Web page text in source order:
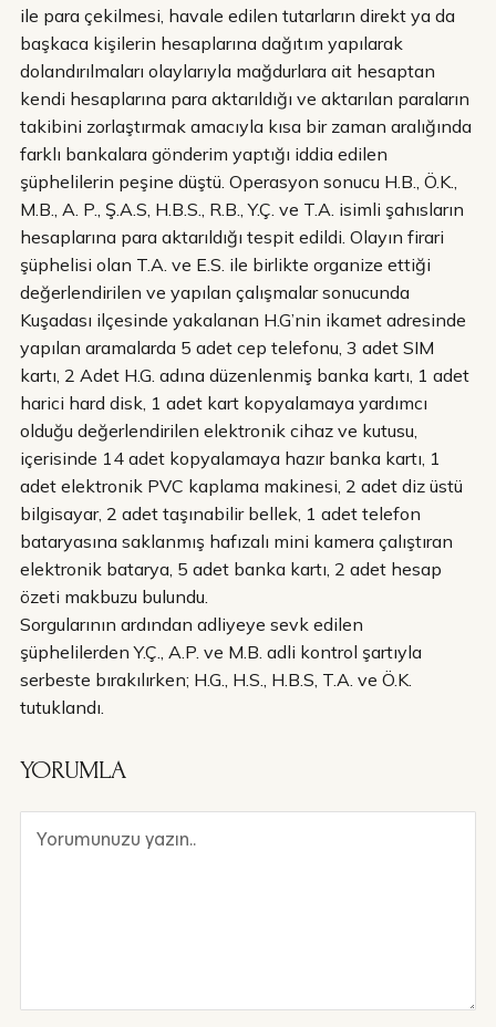
ile para çekilmesi, havale edilen tutarların direkt ya da
başkaca kişilerin hesaplarına dağıtım yapılarak
dolandırılmaları olaylarıyla mağdurlara ait hesaptan
kendi hesaplarına para aktarıldığı ve aktarılan paraların
takibini zorlaştırmak amacıyla kısa bir zaman aralığında
farklı bankalara gönderim yaptığı iddia edilen
şüphelilerin peşine düştü. Operasyon sonucu H.B., Ö.K.,
M.B., A. P., Ş.A.S, H.B.S., R.B., Y.Ç. ve T.A. isimli şahısların
hesaplarına para aktarıldığı tespit edildi. Olayın firari
şüphelisi olan T.A. ve E.S. ile birlikte organize ettiği
değerlendirilen ve yapılan çalışmalar sonucunda
Kuşadası ilçesinde yakalanan H.G’nin ikamet adresinde
yapılan aramalarda 5 adet cep telefonu, 3 adet SIM
kartı, 2 Adet H.G. adına düzenlenmiş banka kartı, 1 adet
harici hard disk, 1 adet kart kopyalamaya yardımcı
olduğu değerlendirilen elektronik cihaz ve kutusu,
içerisinde 14 adet kopyalamaya hazır banka kartı, 1
adet elektronik PVC kaplama makinesi, 2 adet diz üstü
bilgisayar, 2 adet taşınabilir bellek, 1 adet telefon
bataryasına saklanmış hafızalı mini kamera çalıştıran
elektronik batarya, 5 adet banka kartı, 2 adet hesap
özeti makbuzu bulundu.
Sorgularının ardından adliyeye sevk edilen
şüphelilerden Y.Ç., A.P. ve M.B. adli kontrol şartıyla
serbeste bırakılırken; H.G., H.S., H.B.S, T.A. ve Ö.K.
tutuklandı.
YORUMLA